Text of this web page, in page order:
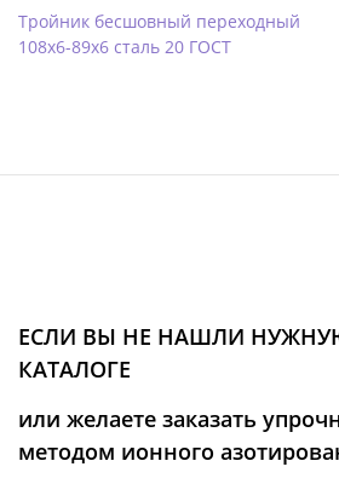
Тройник бесшовный переходный
108х6-89х6 сталь 20 ГОСТ
ЕСЛИ ВЫ НЕ НАШЛИ
КАТАЛОГЕ
или желаете заказать
методом ионного